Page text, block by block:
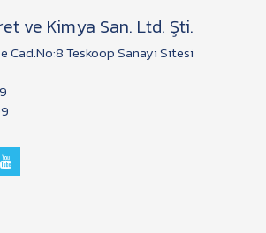
ve Kimya San. Ltd. Şti.
Cad.No:8 Teskoop Sanayi Sitesi